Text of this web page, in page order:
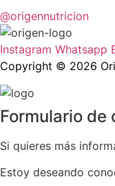
@origennutricion
Instagram Whatsapp
Copyright © 2026
Formulario de
Si quieres más
Estoy deseando